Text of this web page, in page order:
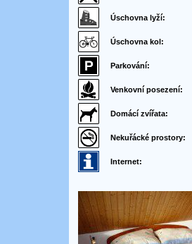
Úschovna lyží:
Úschovna kol:
Parkování:
Venkovní posezení:
Domácí zvířata:
Nekuřácké prostory:
Internet: